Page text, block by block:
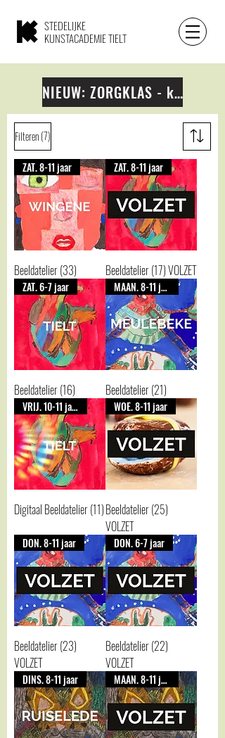
STEDELIJKE
KUNSTACADEMIE TIELT
NIEUW: ZORGKLAS - klik hier voor meer info
Filteren(7)
ZAT. 8-11 jaar
Beeldatelier (33)
ZAT. 8-11 jaar
Beeldatelier (17) VOLZET
ZAT. 6-7 jaar
Beeldatelier (16)
MAAN. 8-11 jaar
Beeldatelier (21)
VRIJ. 10-11 jaar
Digitaal Beeldatelier (11)
WOE. 8-11 jaar
Beeldatelier (25)
VOLZET
DON. 8-11 jaar
Beeldatelier (23)
VOLZET
DON. 6-7 jaar
Beeldatelier (22)
VOLZET
DINS. 8-11 jaar MAAN. 8-11 jaar